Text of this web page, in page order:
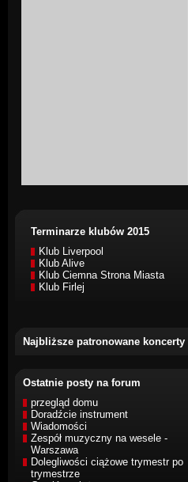
Terminarze klubów 2015
Klub Liverpool
Klub Alive
Klub Ciemna Strona Miasta
Klub Firlej
Najbliższe patronowane koncerty
Ostatnie posty na forum
przegląd domu
Doradźcie instrument
Wiadomości
Zespół muzyczny na wesele -
Warszawa
Dolegliwości ciążowe trymestr po
trymestrze